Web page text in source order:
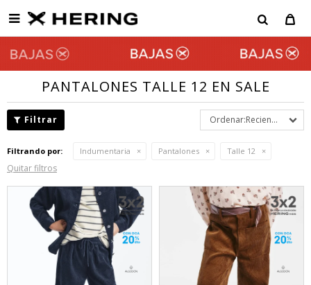

PANTALONES TALLE 12 EN SALE
Recientes
Filtrando por: Indumentaria Pantalones Talle 12
Quitar filtros